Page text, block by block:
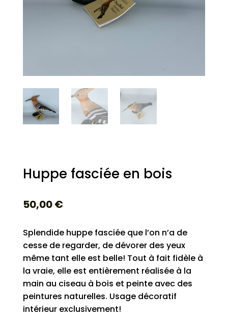
Huppe fasciée en bois
50,00€
Splendide huppe fasciée que l’on n’a de
cesse de regarder, de dévorer des yeux
même tant elle est belle! Tout à fait fidèle à
la vraie, elle est entièrement réalisée à la
main au ciseau à bois et peinte avec des
peintures naturelles. Usage décoratif
intérieur exclusivement!